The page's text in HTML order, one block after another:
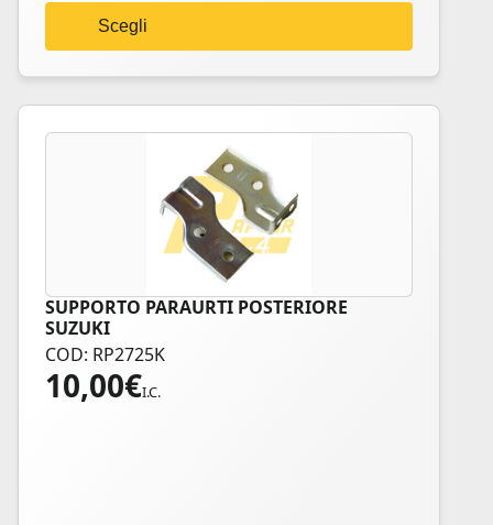
Scegli
pagina
del
SUPPORTO PARAURTI POSTERIORE
SUZUKI
COD: RP2725K
10,00€I.C.